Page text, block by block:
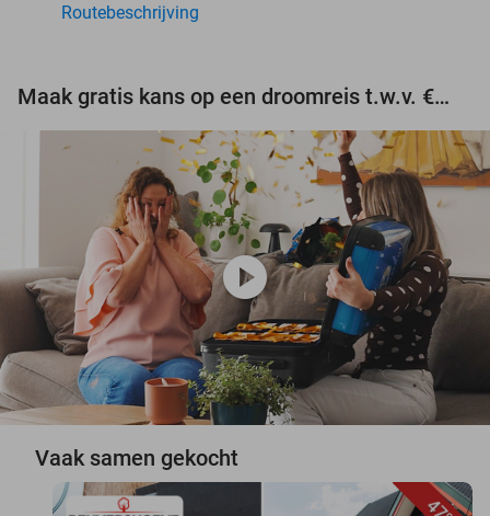
Routebeschrijving
Maak gratis kans op een droomreis t.w.v. €3.000!
play_circle
Vaak samen gekocht